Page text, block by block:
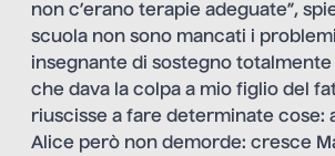
non c’erano terapie adeguate”,
scuola non sono mancati i
insegnante di sostegno
che dava la colpa a mio figlio del
riuscisse a fare determinate cose:
Alice però non demorde: cresce